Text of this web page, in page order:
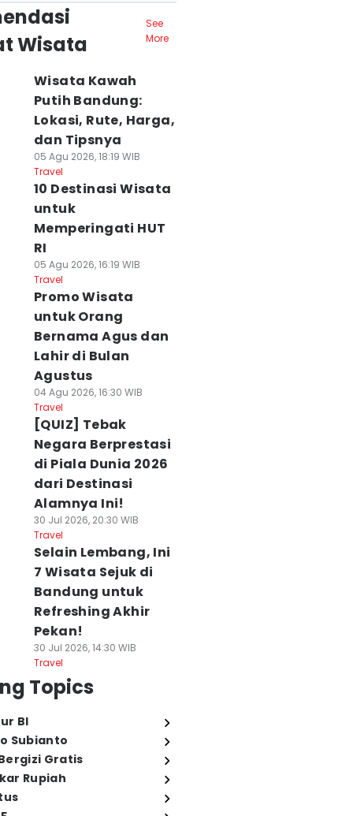
Wisata
See
More
Wisata Kawah
Putih Bandung:
Lokasi, Rute, Harga,
dan Tipsnya
05 Agu 2026, 18:19 WIB
Travel
10 Destinasi Wisata
untuk
Memperingati HUT
RI
05 Agu 2026, 16:19 WIB
Travel
Promo Wisata
untuk Orang
Bernama Agus dan
Lahir di Bulan
Agustus
04 Agu 2026, 16:30 WIB
Travel
[QUIZ] Tebak
Negara Berprestasi
di Piala Dunia 2026
dari Destinasi
Alamnya Ini!
30 Jul 2026, 20:30 WIB
Travel
Selain Lembang, Ini
7 Wisata Sejuk di
Bandung untuk
Refreshing Akhir
Pekan!
30 Jul 2026, 14:30 WIB
Travel
Topics
BI
Subianto
Gratis
Rupiah